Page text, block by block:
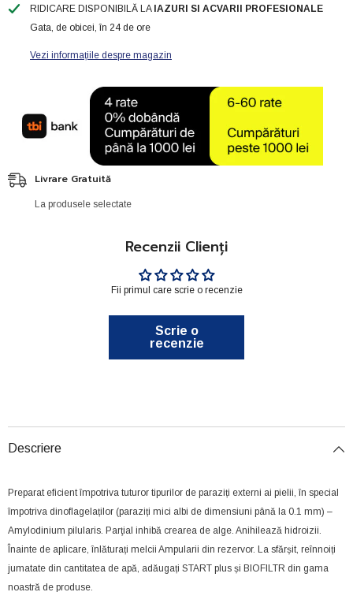
RIDICARE DISPONIBILĂ LA IAZURI SI ACVARII PROFESIONALE
Gata, de obicei, în 24 de ore
Vezi informațiile despre magazin
Livrare Gratuită
La produsele selectate
Recenzii Clienți
Fii primul care scrie o recenzie
Scrie o
recenzie
Descriere
Preparat eficient împotriva tuturor tipurilor de paraziți externi ai pielii, în special
împotriva dinoflagelaților (paraziți mici albi de dimensiuni până la 0.1 mm) –
Amylodinium pilularis. Parţial inhibă crearea de alge. Anihilează hidroizii.
Înainte de aplicare, înlăturați melcii Ampularii din rezervor. La sfărșit, reînnoiți
jumatate din cantitatea de apă, adăugați START plus și BIOFILTR din gama
noastră de produse.